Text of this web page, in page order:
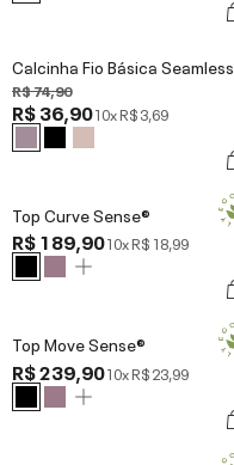
Calcinha Fio Básica Seamless
R$ 74,90
R$ 36,9010xR$ 3,69
Top Curve Sense®
R$ 189,9010xR$ 18,99
Top Move Sense®
R$ 239,9010xR$ 23,99